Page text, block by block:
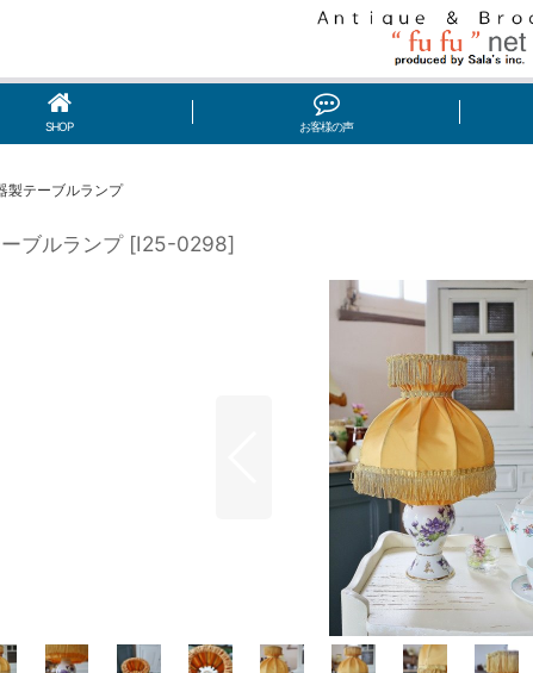
SHOP お客様の声
製テーブルランプ
ブルランプ [I25-0298]